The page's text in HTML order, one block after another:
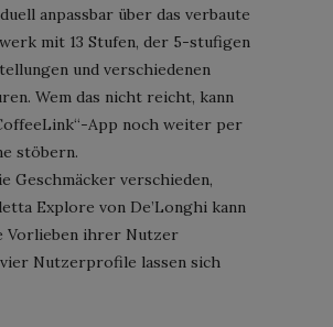
anpassbar über das verbaute
mit 13 Stufen, der 5-stufigen
und verschiedenen
Wem das nicht reicht, kann
App noch weiter per
stöbern.
Geschmäcker verschieden,
Explore von De’Longhi kann
Vorlieben ihrer Nutzer
Nutzerprofile lassen sich